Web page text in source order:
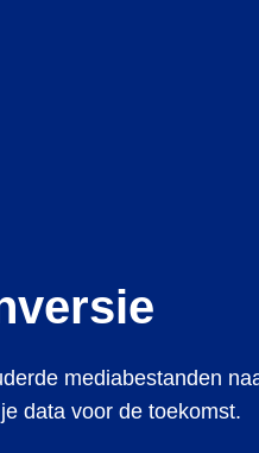
mediabestanden
data voor de toekomst.